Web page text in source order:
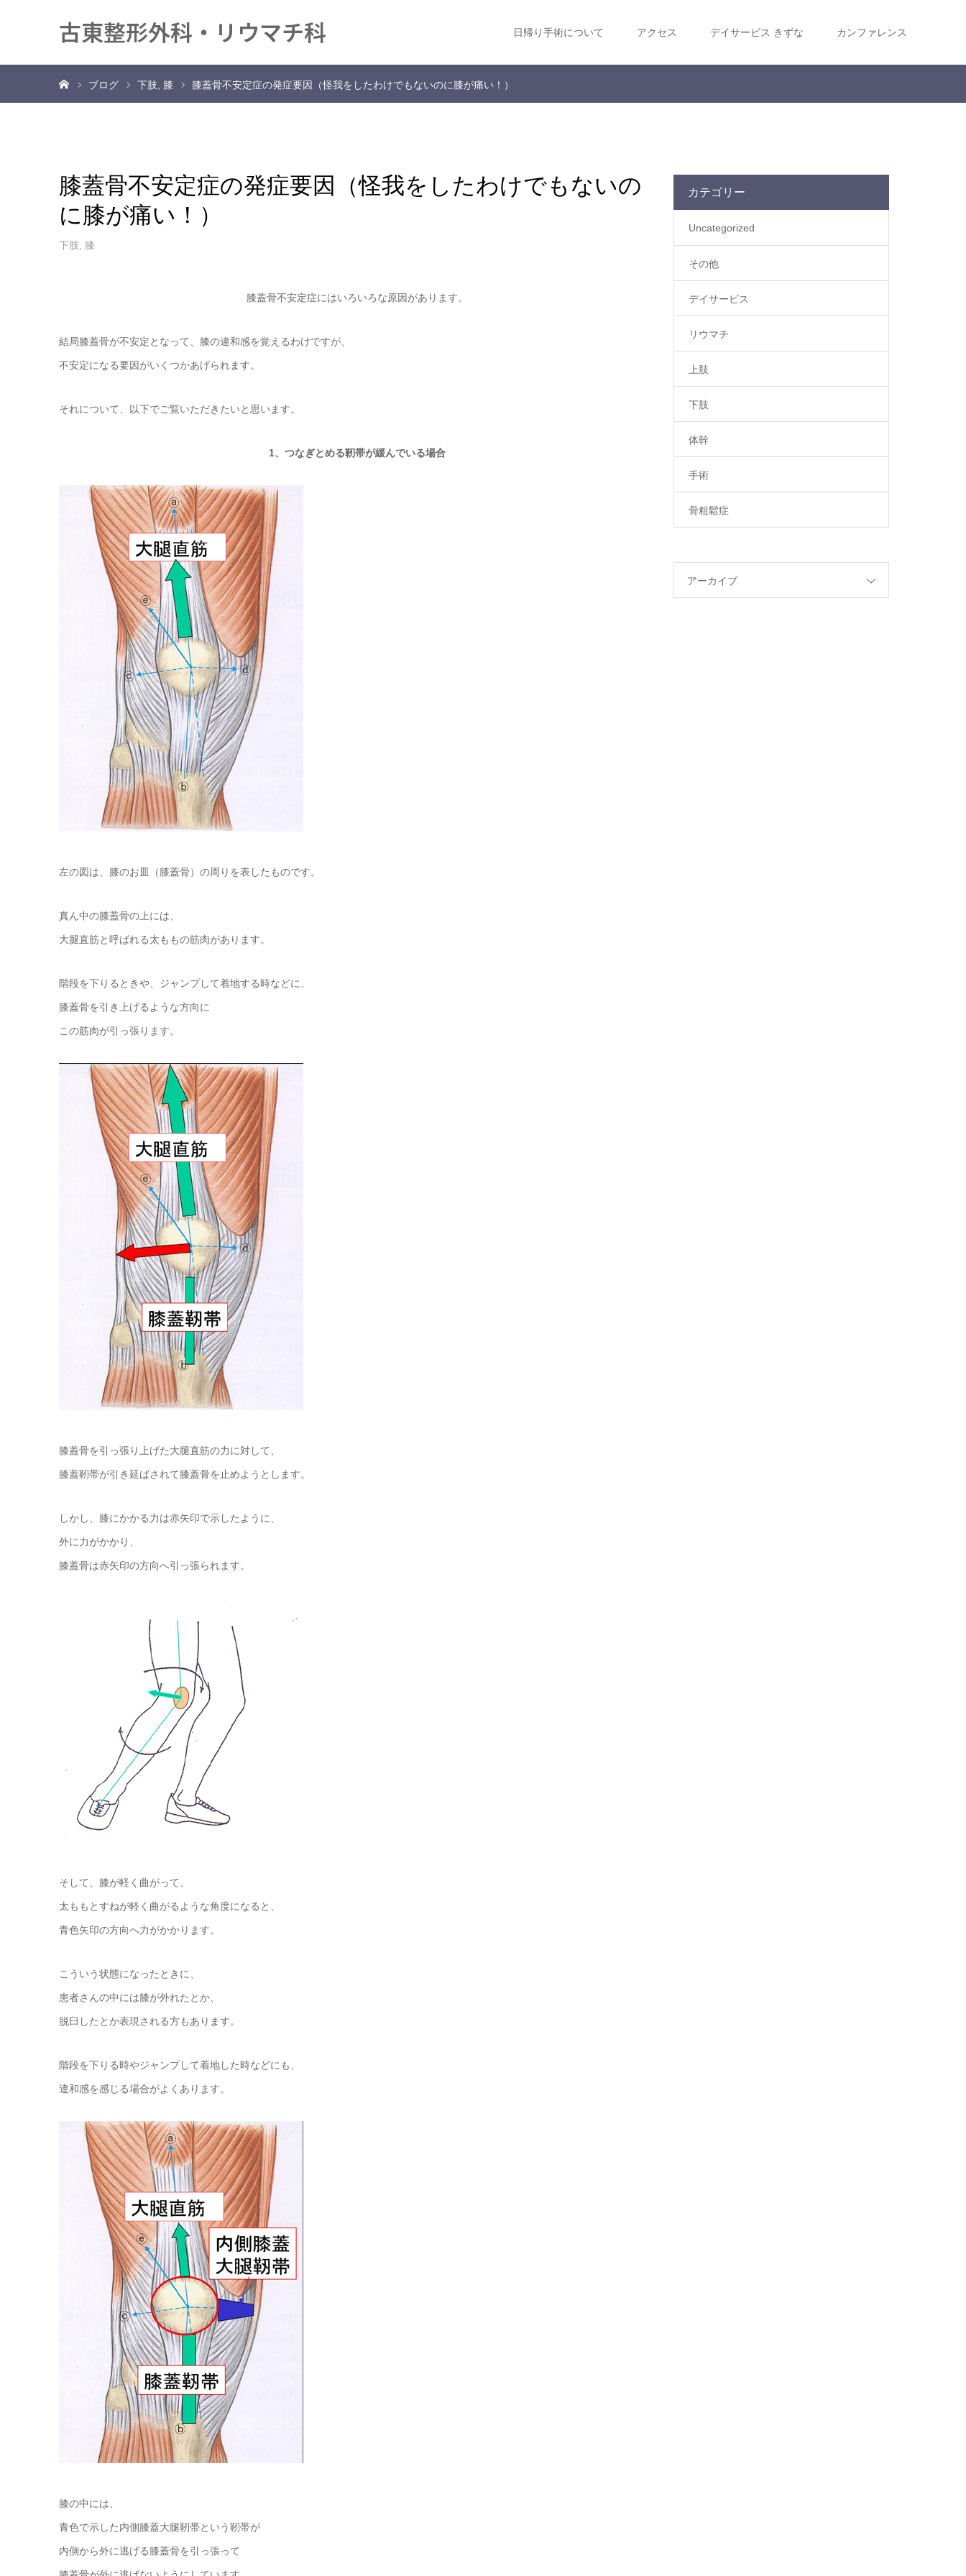
古東整形外科・リウマチ科 日帰り手術について アクセス デイサービス きずな カンファレンス
ブログ 下肢 膝 膝蓋骨不安定症の発症要因（怪我をしたわけでもないのに膝が痛い！）
膝蓋骨不安定症の発症要因（怪我をしたわけでもないの
に膝が痛い！）
下肢 膝
膝蓋骨不安定症にはいろいろな原因があります。
結局膝蓋骨が不安定となって、膝の違和感を覚えるわけですが、
不安定になる要因がいくつかあげられます。
それについて、以下でご覧いただきたいと思います。
1、つなぎとめる靭帯が緩んでいる場合
左の図は、膝のお皿（膝蓋骨）の周りを表したものです。
真ん中の膝蓋骨の上には、
大腿直筋と呼ばれる太ももの筋肉があります。
階段を下りるときや、ジャンプして着地する時などに、
膝蓋骨を引き上げるような方向に
この筋肉が引っ張ります。
膝蓋骨を引っ張り上げた大腿直筋の力に対して、
膝蓋靭帯が引き延ばされて膝蓋骨を止めようとします。
しかし、膝にかかる力は赤矢印で示したように、
外に力がかかり、
膝蓋骨は赤矢印の方向へ引っ張られます。
そして、膝が軽く曲がって、
太ももとすねが軽く曲がるような角度になると、
青色矢印の方向へ力がかかります。
こういう状態になったときに、
患者さんの中には膝が外れたとか、
脱臼したとか表現される方もあります。
階段を下りる時やジャンプして着地した時などにも、
違和感を感じる場合がよくあります。
膝の中には、
青色で示した内側膝蓋大腿靭帯という靭帯が
内側から外に逃げる膝蓋骨を引っ張って
カテゴリー
Uncategorized
その他
デイサービス
リウマチ
上肢
下肢
体幹
手術
骨粗鬆症
アーカイブ